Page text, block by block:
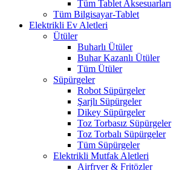
Tüm Tablet Aksesuarları
Tüm Bilgisayar-Tablet
Elektrikli Ev Aletleri
Ütüler
Buharlı Ütüler
Buhar Kazanlı Ütüler
Tüm Ütüler
Süpürgeler
Robot Süpürgeler
Şarjlı Süpürgeler
Dikey Süpürgeler
Toz Torbasız Süpürgeler
Toz Torbalı Süpürgeler
Tüm Süpürgeler
Elektrikli Mutfak Aletleri
Airfryer & Fritözler